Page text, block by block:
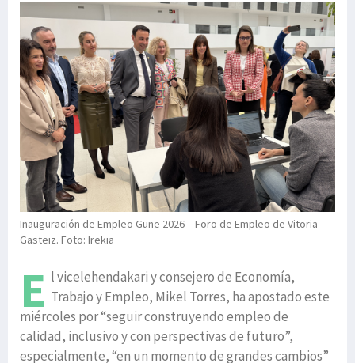
Inauguración de Empleo Gune 2026 – Foro de Empleo de Vitoria-
Gasteiz. Foto: Irekia
E l vicelehendakari y consejero de Economía,
Trabajo y Empleo, Mikel Torres, ha apostado este
miércoles por “seguir construyendo empleo de
calidad, inclusivo y con perspectivas de futuro”,
especialmente, “en un momento de grandes cambios”